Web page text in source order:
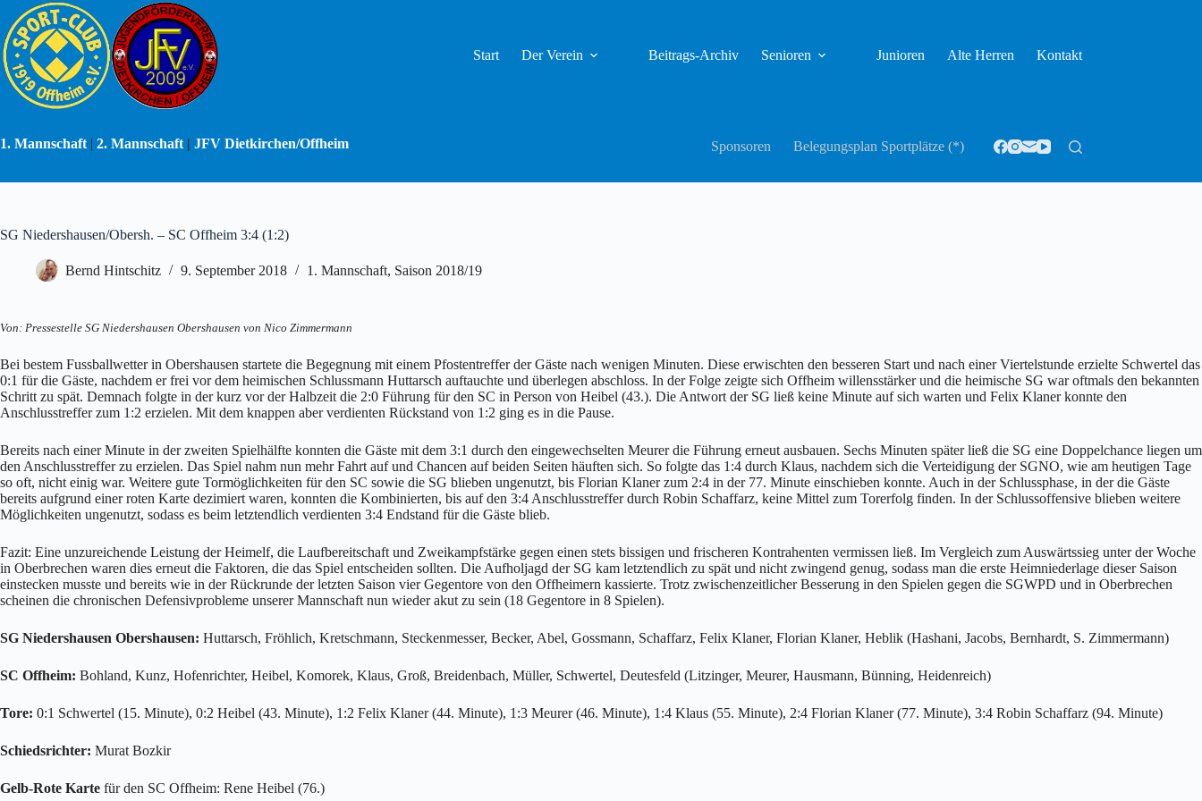
Inhalt
springen
Start
Der Verein Beitrags-Archiv Senioren Junioren Alte Herren Kontakt
1. Mannschaft | 2. Mannschaft | JFV Dietkirchen/Offheim Sponsoren Belegungsplan Sportplätze (*)
SG Niedershausen/Obersh. – SC Offheim 3:4 (1:2)
Bernd Hintschitz 9. September 2018 1. Mannschaft, Saison 2018/19
Von: Pressestelle SG Niedershausen Obershausen von Nico Zimmermann
Bei bestem Fussballwetter in Obershausen startete die Begegnung mit einem Pfostentreffer der Gäste nach wenigen Minuten. Diese erwischten den besseren Start und nach einer Viertelstunde erzielte Schwertel das
0:1 für die Gäste, nachdem er frei vor dem heimischen Schlussmann Huttarsch auftauchte und überlegen abschloss. In der Folge zeigte sich Offheim willensstärker und die heimische SG war oftmals den bekannten
Schritt zu spät. Demnach folgte in der kurz vor der Halbzeit die 2:0 Führung für den SC in Person von Heibel (43.). Die Antwort der SG ließ keine Minute auf sich warten und Felix Klaner konnte den
Anschlusstreffer zum 1:2 erzielen. Mit dem knappen aber verdienten Rückstand von 1:2 ging es in die Pause.
Bereits nach einer Minute in der zweiten Spielhälfte konnten die Gäste mit dem 3:1 durch den eingewechselten Meurer die Führung erneut ausbauen. Sechs Minuten später ließ die SG eine Doppelchance liegen um
den Anschlusstreffer zu erzielen. Das Spiel nahm nun mehr Fahrt auf und Chancen auf beiden Seiten häuften sich. So folgte das 1:4 durch Klaus, nachdem sich die Verteidigung der SGNO, wie am heutigen Tage
so oft, nicht einig war. Weitere gute Tormöglichkeiten für den SC sowie die SG blieben ungenutzt, bis Florian Klaner zum 2:4 in der 77. Minute einschieben konnte. Auch in der Schlussphase, in der die Gäste
bereits aufgrund einer roten Karte dezimiert waren, konnten die Kombinierten, bis auf den 3:4 Anschlusstreffer durch Robin Schaffarz, keine Mittel zum Torerfolg finden. In der Schlussoffensive blieben weitere
Möglichkeiten ungenutzt, sodass es beim letztendlich verdienten 3:4 Endstand für die Gäste blieb.
Fazit: Eine unzureichende Leistung der Heimelf, die Laufbereitschaft und Zweikampfstärke gegen einen stets bissigen und frischeren Kontrahenten vermissen ließ. Im Vergleich zum Auswärtssieg unter der Woche
in Oberbrechen waren dies erneut die Faktoren, die das Spiel entscheiden sollten. Die Aufholjagd der SG kam letztendlich zu spät und nicht zwingend genug, sodass man die erste Heimniederlage dieser Saison
einstecken musste und bereits wie in der Rückrunde der letzten Saison vier Gegentore von den Offheimern kassierte. Trotz zwischenzeitlicher Besserung in den Spielen gegen die SGWPD und in Oberbrechen
scheinen die chronischen Defensivprobleme unserer Mannschaft nun wieder akut zu sein (18 Gegentore in 8 Spielen).
SG Niedershausen Obershausen: Huttarsch, Fröhlich, Kretschmann, Steckenmesser, Becker, Abel, Gossmann, Schaffarz, Felix Klaner, Florian Klaner, Heblik (Hashani, Jacobs, Bernhardt, S. Zimmermann)
SC Offheim: Bohland, Kunz, Hofenrichter, Heibel, Komorek, Klaus, Groß, Breidenbach, Müller, Schwertel, Deutesfeld (Litzinger, Meurer, Hausmann, Bünning, Heidenreich)
Tore: 0:1 Schwertel (15. Minute), 0:2 Heibel (43. Minute), 1:2 Felix Klaner (44. Minute), 1:3 Meurer (46. Minute), 1:4 Klaus (55. Minute), 2:4 Florian Klaner (77. Minute), 3:4 Robin Schaffarz (94. Minute)
Schiedsrichter: Murat Bozkir
Gelb-Rote Karte für den SC Offheim: Rene Heibel (76.)